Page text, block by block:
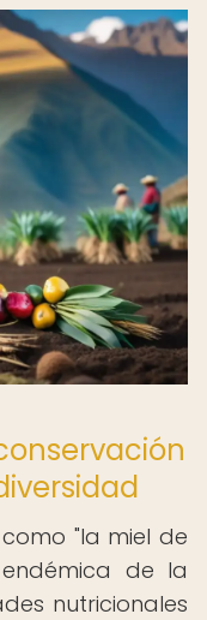
"la miel de
de la
nutricionales